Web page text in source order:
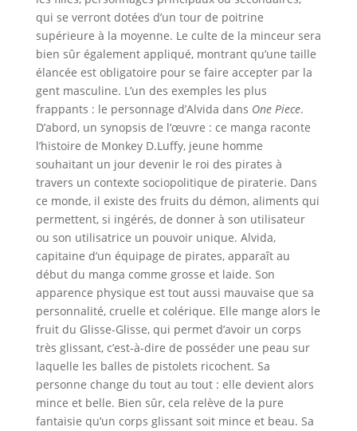
qui se verront dotées d’un tour de poitrine
supérieure à la moyenne. Le culte de la minceur sera
bien sûr également appliqué, montrant qu’une taille
élancée est obligatoire pour se faire accepter par la
gent masculine. L’un des exemples les plus
frappants : le personnage d’Alvida dans One Piece.
D’abord, un synopsis de l’œuvre : ce manga raconte
l’histoire de Monkey D.Luffy, jeune homme
souhaitant un jour devenir le roi des pirates à
travers un contexte sociopolitique de piraterie. Dans
ce monde, il existe des fruits du démon, aliments qui
permettent, si ingérés, de donner à son utilisateur
ou son utilisatrice un pouvoir unique. Alvida,
capitaine d’un équipage de pirates, apparaît au
début du manga comme grosse et laide. Son
apparence physique est tout aussi mauvaise que sa
personnalité, cruelle et colérique. Elle mange alors le
fruit du Glisse-Glisse, qui permet d’avoir un corps
très glissant, c’est-à-dire de posséder une peau sur
laquelle les balles de pistolets ricochent. Sa
personne change du tout au tout : elle devient alors
mince et belle. Bien sûr, cela relève de la pure
fantaisie qu’un corps glissant soit mince et beau. Sa